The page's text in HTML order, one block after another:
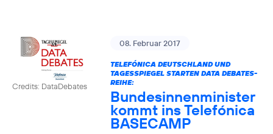
Credits: DataDebates
08. Februar 2017
TELEFÓNICA DEUTSCHLAND UND
TAGESSPIEGEL STARTEN DATA DEBATES-
REIHE:
Bundesinnenminister
kommt ins Telefónica
BASECAMP